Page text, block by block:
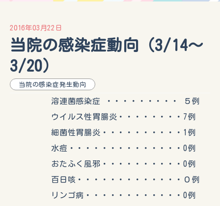
2016年03月22日
当院の感染症動向（3/14～
3/20）
当院の感染症発生動向
溶連菌感染症 ・・・・・・・・・ ５例
ウイルス性胃腸炎・・・・・・・・7例
細菌性胃腸炎・・・・・・・・・・1例
水痘・・・・・・・・・・・・・・0例
おたふく風邪・・・・・・・・・・0例
百日咳・・・・・・・・・・・・・０例
リンゴ病・・・・・・・・・・・・0例